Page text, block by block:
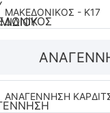
ΜΑΚΕΔΟΝΙΚΟΣ - K17
ΑΝΑΓΕΝΝΗΣΗ